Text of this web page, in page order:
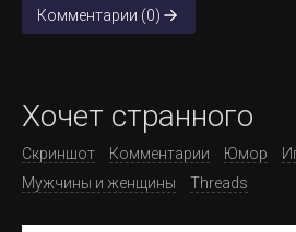
Комментарии (0)
Хочет странного
Скриншот Комментарии Юмор
Мужчины и женщины
Threads